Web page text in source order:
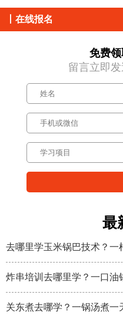
在线报名
免费
留言立即
最
去哪里学玉米锅巴技术？
炸串培训去哪里学？一口
关东煮去哪学？一锅汤煮